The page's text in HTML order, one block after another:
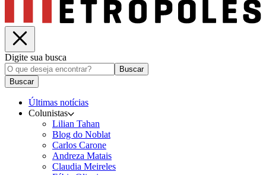
Digite sua busca
Buscar
Buscar
Últimas notícias
Colunistas
Lilian Tahan
Blog do Noblat
Carlos Carone
Andreza Matais
Claudia Meireles